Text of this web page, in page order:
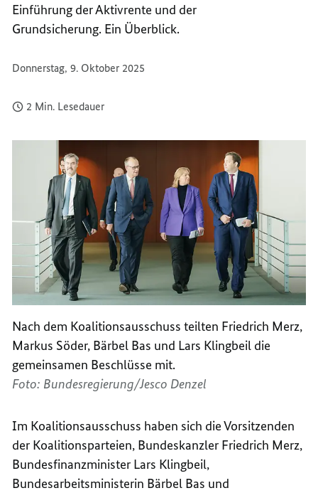
Einführung der Aktivrente und der
Grundsicherung. Ein Überblick.
Donnerstag, 9. Oktober 2025
2 Min. Lesedauer
Nach dem Koalitionsausschuss teilten Friedrich Merz,
Markus Söder, Bärbel Bas und Lars Klingbeil die
gemeinsamen Beschlüsse mit.
Foto: Bundesregierung/Jesco Denzel
Im Koalitionsausschuss haben sich die Vorsitzenden
der Koalitionsparteien, Bundeskanzler Friedrich Merz,
Bundesfinanzminister Lars Klingbeil,
Bundesarbeitsministerin Bärbel Bas und